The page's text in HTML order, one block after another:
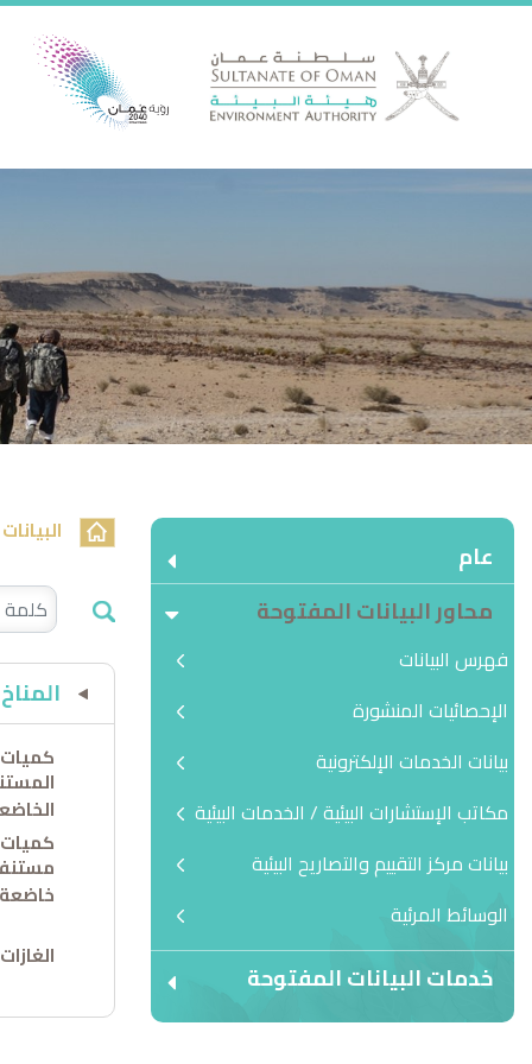
عام
محاور البيانات المفتوحة
فهرس البيانات
الإحصائيات المنشورة
بيانات الخدمات الإلكترونية
مكاتب الإستشارات البيئية / الخدمات البيئية
بيانات مركز التقييم والتصاريح البيئية
الوسائط المرئية
خدمات البيانات المفتوحة
المناخ
كميات
خاضعة